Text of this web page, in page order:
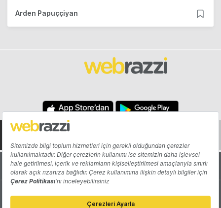
Arden Papuççiyan
Hakkında Yazarlar
Katkıda Bulun Reklam